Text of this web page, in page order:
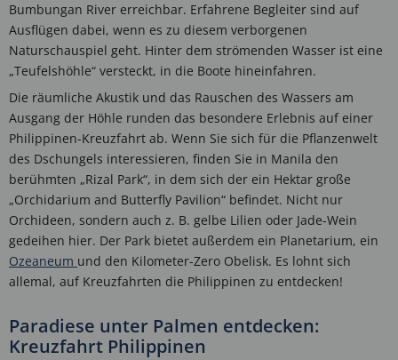
Bumbungan River erreichbar. Erfahrene Begleiter sind auf
Ausflügen dabei, wenn es zu diesem verborgenen
Naturschauspiel geht. Hinter dem strömenden Wasser ist eine
„Teufelshöhle“ versteckt, in die Boote hineinfahren.
Die räumliche Akustik und das Rauschen des Wassers am
Ausgang der Höhle runden das besondere Erlebnis auf einer
Philippinen-Kreuzfahrt ab. Wenn Sie sich für die Pflanzenwelt
des Dschungels interessieren, finden Sie in Manila den
berühmten „Rizal Park“, in dem sich der ein Hektar große
„Orchidarium and Butterfly Pavilion“ befindet. Nicht nur
Orchideen, sondern auch z. B. gelbe Lilien oder Jade-Wein
gedeihen hier. Der Park bietet außerdem ein Planetarium, ein
Ozeaneum und den Kilometer-Zero Obelisk. Es lohnt sich
allemal, auf Kreuzfahrten die Philippinen zu entdecken!
Paradiese unter Palmen entdecken:
Kreuzfahrt Philippinen